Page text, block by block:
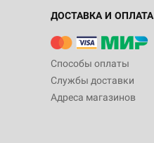
ДОСТАВКА И ОПЛАТА
Способы оплаты
Службы доставки
Адреса магазинов